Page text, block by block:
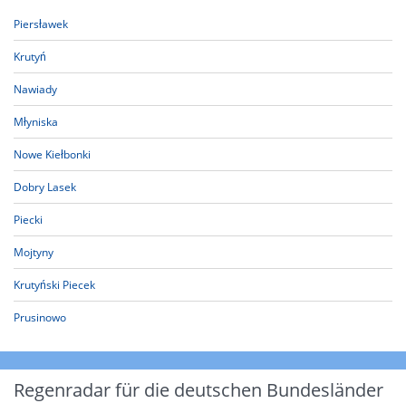
Piersławek
Krutyń
Nawiady
Młyniska
Nowe Kiełbonki
Dobry Lasek
Piecki
Mojtyny
Krutyński Piecek
Prusinowo
Regenradar für die deutschen Bundesländer